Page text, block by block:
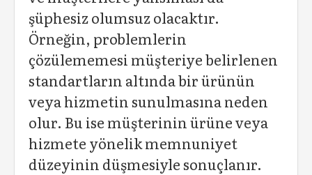
şüphesiz olumsuz olacaktır.
Örneğin, problemlerin
çözülememesi müşteriye belirlenen
standartların altında bir ürünün
veya hizmetin sunulmasına neden
olur. Bu ise müşterinin ürüne veya
hizmete yönelik memnuniyet
düzeyinin düşmesiyle sonuçlanır.